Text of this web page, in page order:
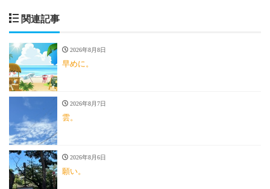
関連記事
2026年8月8日
早めに。
2026年8月7日
雲。
2026年8月6日
願い。